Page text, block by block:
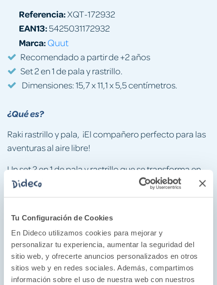
Tu Configuración de Cookies
En Dideco utilizamos cookies para mejorar y
personalizar tu experiencia, aumentar la seguridad del
sitio web, y ofrecerte anuncios personalizados en otros
sitios web y en redes sociales. Además, compartimos
información sobre el uso de nuestra web con nuestros
¿Qué es?
Raki rastrillo y pala, ¡El compañero perfecto para las
aventuras al aire libre!
Un set 2 en 1 de pala y rastrillo que se transforma en
un sinfín de posibilidades. ¡Construye castillos de
arena, explora la nieve o siembra tu propio jardín!
No solo se puede utilizar como rastrillo o pala,
también se puede utilizar como embudo, colador y
herramienta para escribir con agua y arena. ¡Las
posibilidades son infinitas!
Referencia:XQT-172932
EAN13:5425031172932
Marca: Quut
Recomendado a partir de +2 años
Set 2 en 1 de pala y rastrillo.
Dimensiones: 15,7 x 11,1 x 5,5 centímetros.